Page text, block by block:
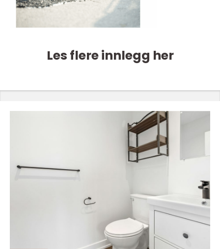
Les flere innlegg her